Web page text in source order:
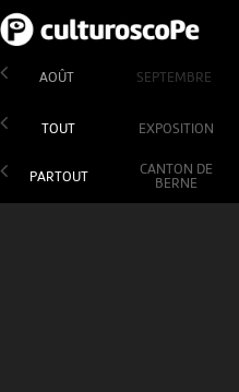
AOÛT SEPTEMBRE
TOUT EXPOSITION
PARTOUT
CANTON DE
BERNE